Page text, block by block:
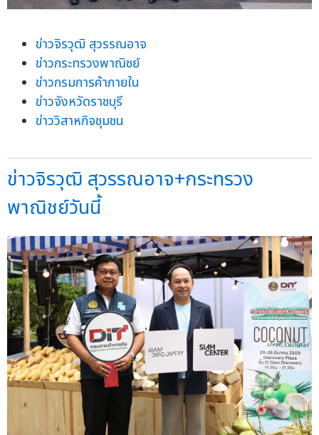
ข่าวจิรวุฒิ สุวรรณอาจ
ข่าวกระทรวงพาณิชย์
ข่าวกรมการค้าภายใน
ข่าวจังหวัดราชบุรี
ข่าววิสาหกิจชุมชน
ข่าวจิรวุฒิ สุวรรณอาจ+กระทรวง
พาณิชย์วันนี้